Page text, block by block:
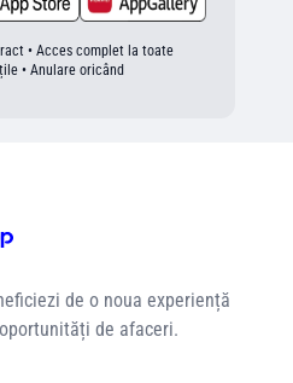
• Acces complet la toate
• Anulare oricând
de o noua experiență
de afaceri.